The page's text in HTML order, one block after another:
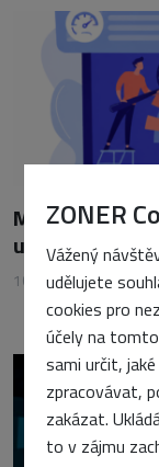
ZONER
Vážený
udělujete
cookies pro
účely na
sami určit,
zpracovávat,
zakázat.
to v zájmu
Měření
uživatelé vs.
16. června 2026 •